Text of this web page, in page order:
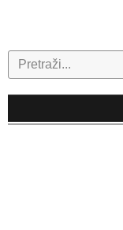
Search